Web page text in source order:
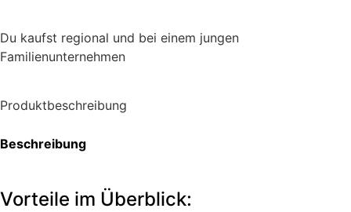
Du kaufst regional und bei einem jungen
Familienunternehmen
Produktbeschreibung
Beschreibung
Vorteile im Überblick: